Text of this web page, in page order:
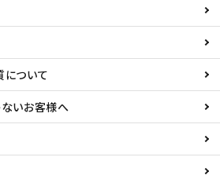
ついて
いお客様へ